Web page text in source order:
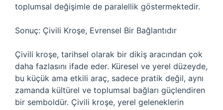
toplumsal değişimle de paralellik göstermektedir.
Sonuç: Çivili Kroşe, Evrensel Bir Bağlantıdır
Çivili kroşe, tarihsel olarak bir dikiş aracından çok
daha fazlasını ifade eder. Küresel ve yerel düzeyde,
bu küçük ama etkili araç, sadece pratik değil, aynı
zamanda kültürel ve toplumsal bağları güçlendiren
bir semboldür. Çivili kroşe, yerel geleneklerin